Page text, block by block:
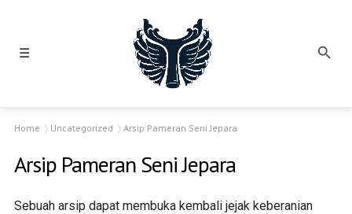
☰
Home Uncategorized Arsip Pameran Seni Jepara
Arsip Pameran Seni Jepara
Sebuah arsip dapat membuka kembali jejak keberanian